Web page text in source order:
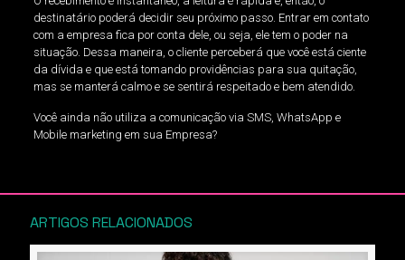
destinatário poderá decidir seu próximo passo. Entrar em contato
com a empresa fica por conta dele, ou seja, ele tem o poder na
situação. Dessa maneira, o cliente perceberá que você está ciente
da dívida e que está tomando providências para sua quitação,
mas se manterá calmo e se sentirá respeitado e bem atendido.
Você ainda não utiliza a comunicação via SMS, WhatsApp e
Mobile marketing em sua Empresa?
ARTIGOS RELACIONADOS